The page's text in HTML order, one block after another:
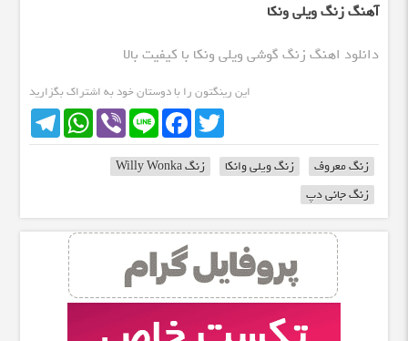
آهنگ زنگ ویلی ونکا
دانلود اهنگ زنگ گوشی ویلی ونکا با کیفیت بالا
این رینگتون را با دوستان خود به اشتراک بگزارید
TelegramWhatsApp Viber Line
FacebookTwitter
زنگ معروف زنگ ویلی وانکا
زنگ Willy Wonka
زنگ جانی دپ